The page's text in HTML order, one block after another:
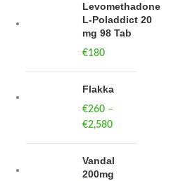
Levomethadone
L-Poladdict 20
mg 98 Tab
€180
Flakka
€260 –
€2,580
€260
through
Vandal
200mg